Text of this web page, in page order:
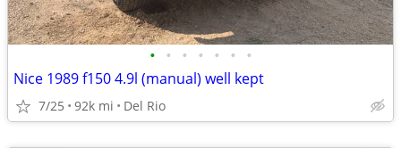
• • • • • • •
Nice 1989 f150 4.9l (manual) well kept
7/25 92k mi Del Rio